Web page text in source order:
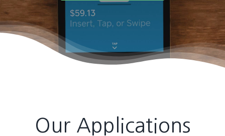
Our Applications